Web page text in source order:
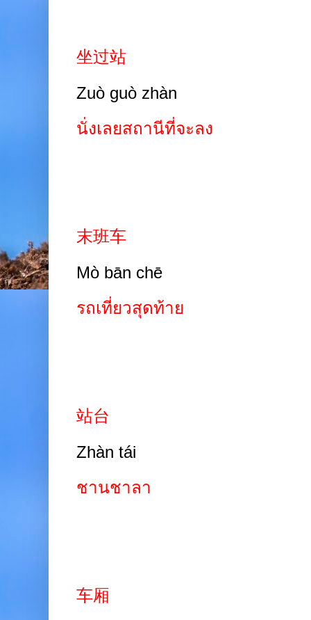
坐过站
Zuò guò zhàn
นั่งเลยสถานีที่จะลง
末班车
Mò bān chē
รถเที่ยวสุดท้าย
站台
Zhàn tái
ชานชาลา
车厢